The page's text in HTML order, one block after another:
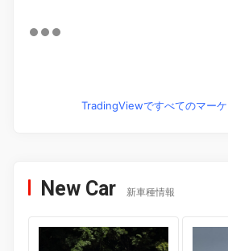
TradingViewですべてのマー
New Car 新車種情報